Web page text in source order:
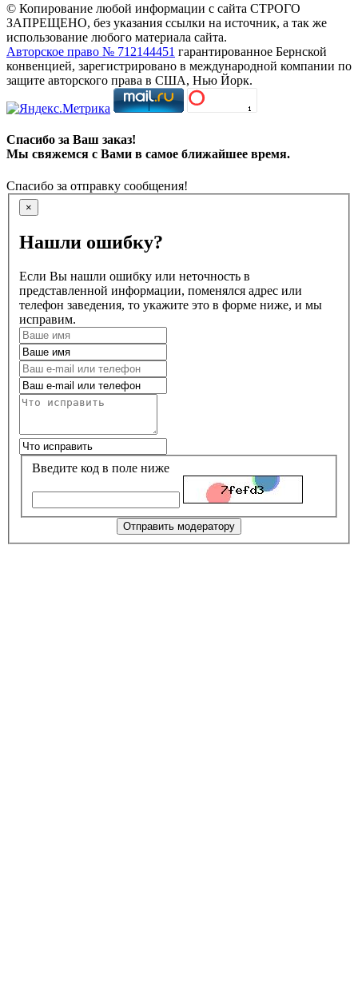
© Копирование любой информации с сайта СТРОГО
ЗАПРЕЩЕНО, без указания ссылки на источник, а так же
использование любого материала сайта.
Авторское право № 712144451 гарантированное Бернской
конвенцией, зарегистрировано в международной компании по
защите авторского права в США, Нью Йорк.
Спасибо за Ваш заказ!
Мы свяжемся с Вами в самое ближайшее время.
Спасибо за отправку сообщения!
×
Нашли ошибку?
Если Вы нашли ошибку или неточность в
представленной информации, поменялся адрес или
телефон заведения, то укажите это в форме ниже, и мы
исправим.
Введите код в поле ниже
Отправить модератору